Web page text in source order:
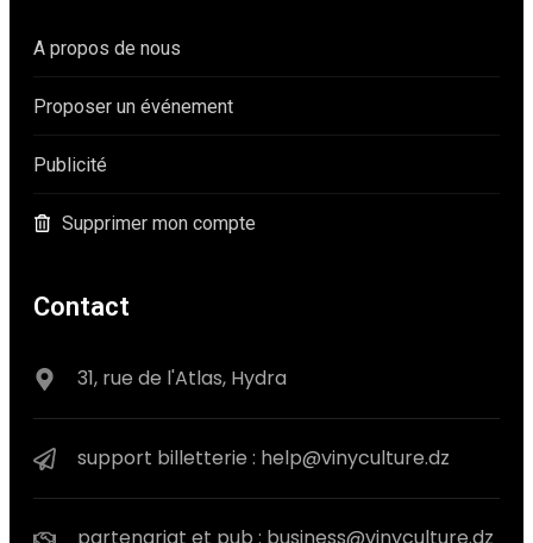
A propos de nous
Proposer un événement
Publicité
Supprimer mon compte
Contact
31, rue de l'Atlas, Hydra
support billetterie : help@vinyculture.dz